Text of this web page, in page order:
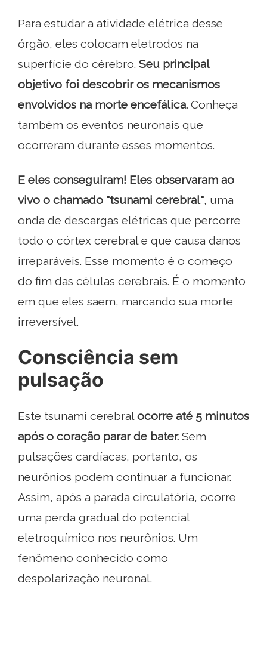
Para estudar a atividade elétrica desse
órgão, eles colocam eletrodos na
superfície do cérebro. Seu principal
objetivo foi descobrir os mecanismos
envolvidos na morte encefálica. Conheça
também os eventos neuronais que
ocorreram durante esses momentos.
E eles conseguiram! Eles observaram ao
vivo o chamado "tsunami cerebral", uma
onda de descargas elétricas que percorre
todo o córtex cerebral e que causa danos
irreparáveis. Esse momento é o começo
do fim das células cerebrais. É o momento
em que eles saem, marcando sua morte
irreversível.
Consciência sem
pulsação
Este tsunami cerebral ocorre até 5 minutos
após o coração parar de bater. Sem
pulsações cardíacas, portanto, os
neurônios podem continuar a funcionar.
Assim, após a parada circulatória, ocorre
uma perda gradual do potencial
eletroquímico nos neurônios. Um
fenômeno conhecido como
despolarização neuronal.